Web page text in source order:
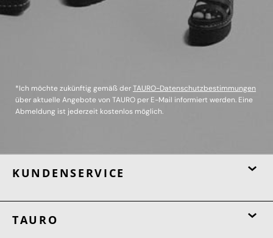
*Ich möchte zukünftig gemäß derTAURO-Datenschutzbestimmungen
über aktuelle Angebote von TAURO per E-Mail informiert werden. Eine
Abmeldung ist jederzeit kostenlos möglich.
KUNDENSERVICE
TAURO